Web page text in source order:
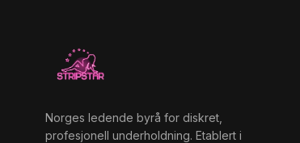
Norges ledende byrå for diskret,
profesjonell underholdning. Etablert i